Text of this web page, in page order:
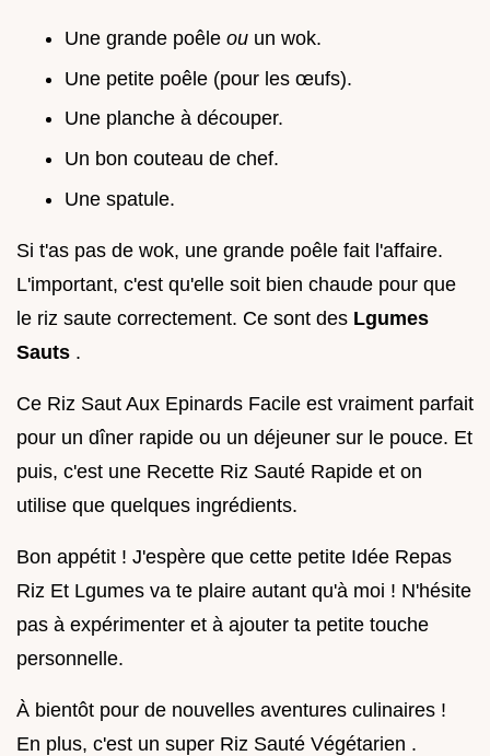
Une grande poêle ou un wok.
Une petite poêle (pour les œufs).
Une planche à découper.
Un bon couteau de chef.
Une spatule.
Si t'as pas de wok, une grande poêle fait l'affaire.
L'important, c'est qu'elle soit bien chaude pour que
le riz saute correctement. Ce sont des Lgumes
Sauts .
Ce Riz Saut Aux Epinards Facile est vraiment parfait
pour un dîner rapide ou un déjeuner sur le pouce. Et
puis, c'est une Recette Riz Sauté Rapide et on
utilise que quelques ingrédients.
Bon appétit ! J'espère que cette petite Idée Repas
Riz Et Lgumes va te plaire autant qu'à moi ! N'hésite
pas à expérimenter et à ajouter ta petite touche
personnelle.
À bientôt pour de nouvelles aventures culinaires !
En plus, c'est un super Riz Sauté Végétarien .